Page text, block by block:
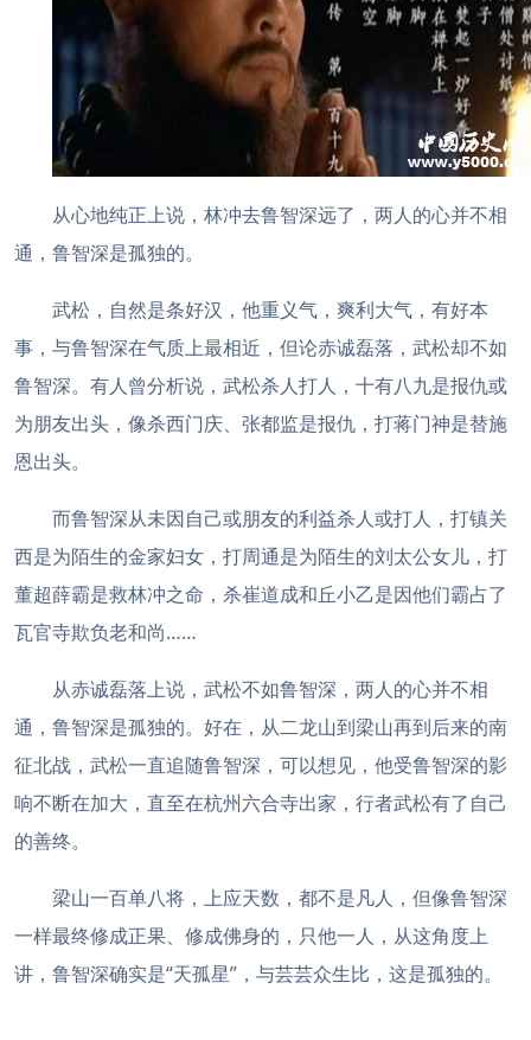
从心地纯正上说，林冲去鲁智深远了，两人的心并不相
通，鲁智深是孤独的。
武松，自然是条好汉，他重义气，爽利大气，有好本
事，与鲁智深在气质上最相近，但论赤诚磊落，武松却不如
鲁智深。有人曾分析说，武松杀人打人，十有八九是报仇或
为朋友出头，像杀西门庆、张都监是报仇，打蒋门神是替施
恩出头。
而鲁智深从未因自己或朋友的利益杀人或打人，打镇关
西是为陌生的金家妇女，打周通是为陌生的刘太公女儿，打
董超薛霸是救林冲之命，杀崔道成和丘小乙是因他们霸占了
瓦官寺欺负老和尚……
从赤诚磊落上说，武松不如鲁智深，两人的心并不相
通，鲁智深是孤独的。好在，从二龙山到梁山再到后来的南
征北战，武松一直追随鲁智深，可以想见，他受鲁智深的影
响不断在加大，直至在杭州六合寺出家，行者武松有了自己
的善终。
梁山一百单八将，上应天数，都不是凡人，但像鲁智深
一样最终修成正果、修成佛身的，只他一人，从这角度上
讲，鲁智深确实是“天孤星”，与芸芸众生比，这是孤独的。